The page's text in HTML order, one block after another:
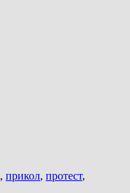
, прикол, протест,